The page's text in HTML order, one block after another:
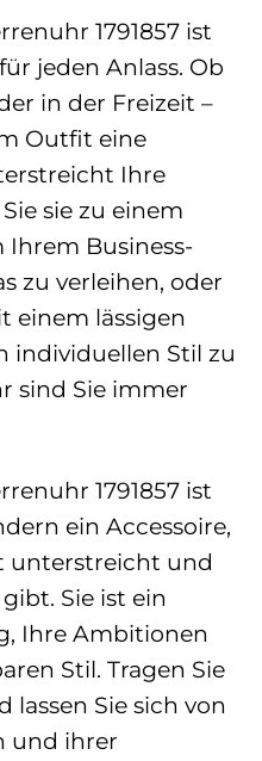
1791857 ist
jeden Anlass. Ob
in der Freizeit –
Outfit eine
Ihre
sie zu einem
Ihrem Business-
zu verleihen, oder
einem lässigen
individuellen Stil zu
sind Sie immer
1791857 ist
ein Accessoire,
unterstreicht und
Sie ist ein
Ihre Ambitionen
Stil. Tragen Sie
lassen Sie sich von
und ihrer